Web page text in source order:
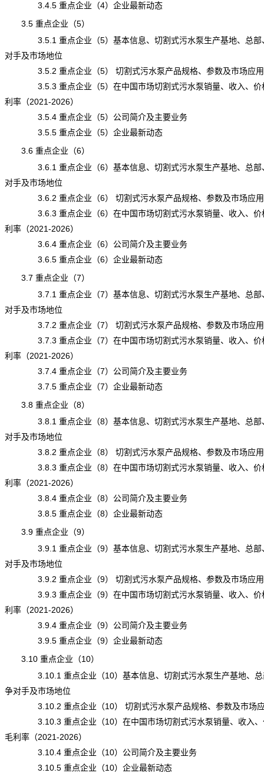
3.4.5 重点企业（4）企业最新动态
3.5 重点企业（5）
3.5.1 重点企业（5）基本信息、切割式污水泵生产基地、总部
对手及市场地位
3.5.2 重点企业（5） 切割式污水泵产品规格、参数及市场应用
3.5.3 重点企业（5）在中国市场切割式污水泵销量、收入、价
利率（2021-2026）
3.5.4 重点企业（5）公司简介及主要业务
3.5.5 重点企业（5）企业最新动态
3.6 重点企业（6）
3.6.1 重点企业（6）基本信息、切割式污水泵生产基地、总部
对手及市场地位
3.6.2 重点企业（6） 切割式污水泵产品规格、参数及市场应用
3.6.3 重点企业（6）在中国市场切割式污水泵销量、收入、价
利率（2021-2026）
3.6.4 重点企业（6）公司简介及主要业务
3.6.5 重点企业（6）企业最新动态
3.7 重点企业（7）
3.7.1 重点企业（7）基本信息、切割式污水泵生产基地、总部
对手及市场地位
3.7.2 重点企业（7） 切割式污水泵产品规格、参数及市场应用
3.7.3 重点企业（7）在中国市场切割式污水泵销量、收入、价
利率（2021-2026）
3.7.4 重点企业（7）公司简介及主要业务
3.7.5 重点企业（7）企业最新动态
3.8 重点企业（8）
3.8.1 重点企业（8）基本信息、切割式污水泵生产基地、总部
对手及市场地位
3.8.2 重点企业（8） 切割式污水泵产品规格、参数及市场应用
3.8.3 重点企业（8）在中国市场切割式污水泵销量、收入、价
利率（2021-2026）
3.8.4 重点企业（8）公司简介及主要业务
3.8.5 重点企业（8）企业最新动态
3.9 重点企业（9）
3.9.1 重点企业（9）基本信息、切割式污水泵生产基地、总部
对手及市场地位
3.9.2 重点企业（9） 切割式污水泵产品规格、参数及市场应用
3.9.3 重点企业（9）在中国市场切割式污水泵销量、收入、价
利率（2021-2026）
3.9.4 重点企业（9）公司简介及主要业务
3.9.5 重点企业（9）企业最新动态
3.10 重点企业（10）
3.10.1 重点企业（10）基本信息、切割式污水泵生产基地、总
争对手及市场地位
3.10.2 重点企业（10） 切割式污水泵产品规格、参数及市场
3.10.3 重点企业（10）在中国市场切割式污水泵销量、收入、
毛利率（2021-2026）
3.10.4 重点企业（10）公司简介及主要业务
3.10.5 重点企业（10）企业最新动态